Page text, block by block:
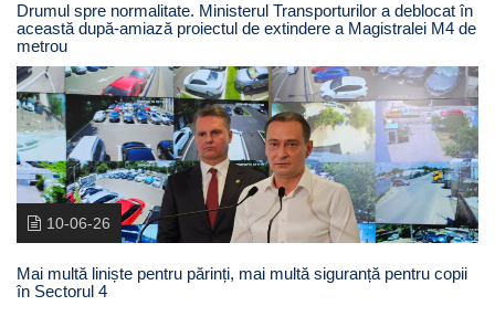
Drumul spre normalitate. Ministerul Transporturilor a deblocat în
această după-amiază proiectul de extindere a Magistralei M4 de
metrou
10-06-26
Mai multă liniște pentru părinți, mai multă siguranță pentru copii
în Sectorul 4